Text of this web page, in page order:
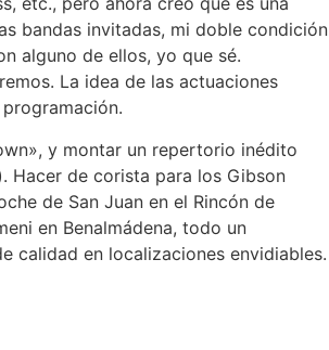
bandas invitadas, mi doble condición
alguno de ellos, yo que sé.
La idea de las actuaciones
y montar un repertorio inédito
Hacer de corista para los Gibson
de San Juan en el Rincón de
en Benalmádena, todo un
calidad en localizaciones envidiables.